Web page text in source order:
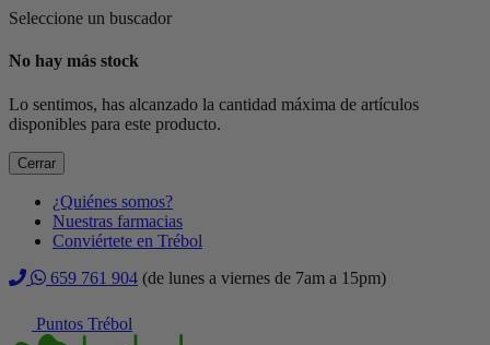
Seleccione un buscador
No hay más stock
Lo sentimos, has alcanzado la cantidad máxima de artículos
disponibles para este producto.
Cerrar
¿Quiénes somos?
Nuestras farmacias
Conviértete en Trébol
659 761 904 (de lunes a viernes de 7am a 15pm)
Puntos Trébol